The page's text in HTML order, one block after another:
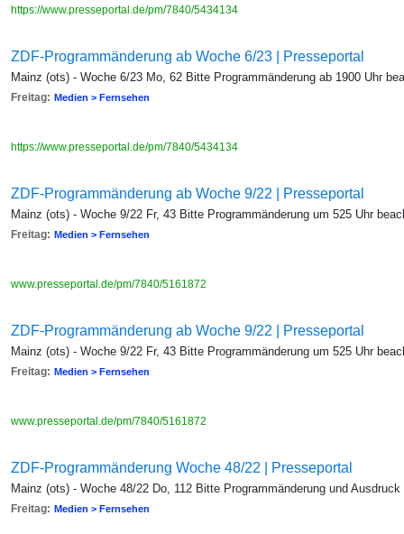
https://www.presseportal.de/pm/7840/5434134
ZDF-Programmänderung ab Woche 6/23 | Presseportal
Mainz (ots) - Woche 6/23 Mo, 62 Bitte Programmänderung ab 1900 Uhr
Freitag: Medien > Fernsehen
https://www.presseportal.de/pm/7840/5434134
ZDF-Programmänderung ab Woche 9/22 | Presseportal
Mainz (ots) - Woche 9/22 Fr, 43 Bitte Programmänderung um 525 Uhr
Freitag: Medien > Fernsehen
www.presseportal.de/pm/7840/5161872
ZDF-Programmänderung ab Woche 9/22 | Presseportal
Mainz (ots) - Woche 9/22 Fr, 43 Bitte Programmänderung um 525 Uhr
Freitag: Medien > Fernsehen
www.presseportal.de/pm/7840/5161872
ZDF-Programmänderung Woche 48/22 | Presseportal
Mainz (ots) - Woche 48/22 Do, 112 Bitte Programmänderung und
Freitag: Medien > Fernsehen